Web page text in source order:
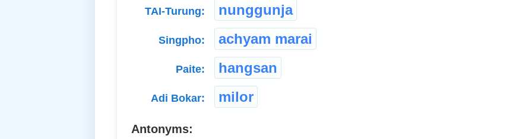
TAI-Turung: nunggunja
Singpho: achyam marai
Paite: hangsan
Adi Bokar: milor
Antonyms: